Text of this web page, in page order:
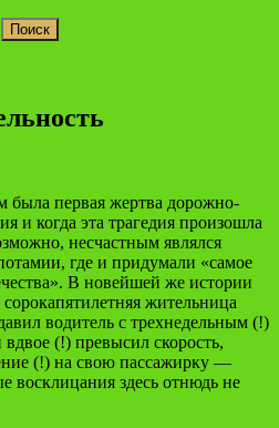
была первая жертва дорожно-
и когда эта трагедия произошла
несчастным являлся
где и придумали «самое
В новейшей же истории
жительница
водитель с трехнедельным (!)
(!) превысил скорость,
(!) на свою пассажирку —
здесь отнюдь не